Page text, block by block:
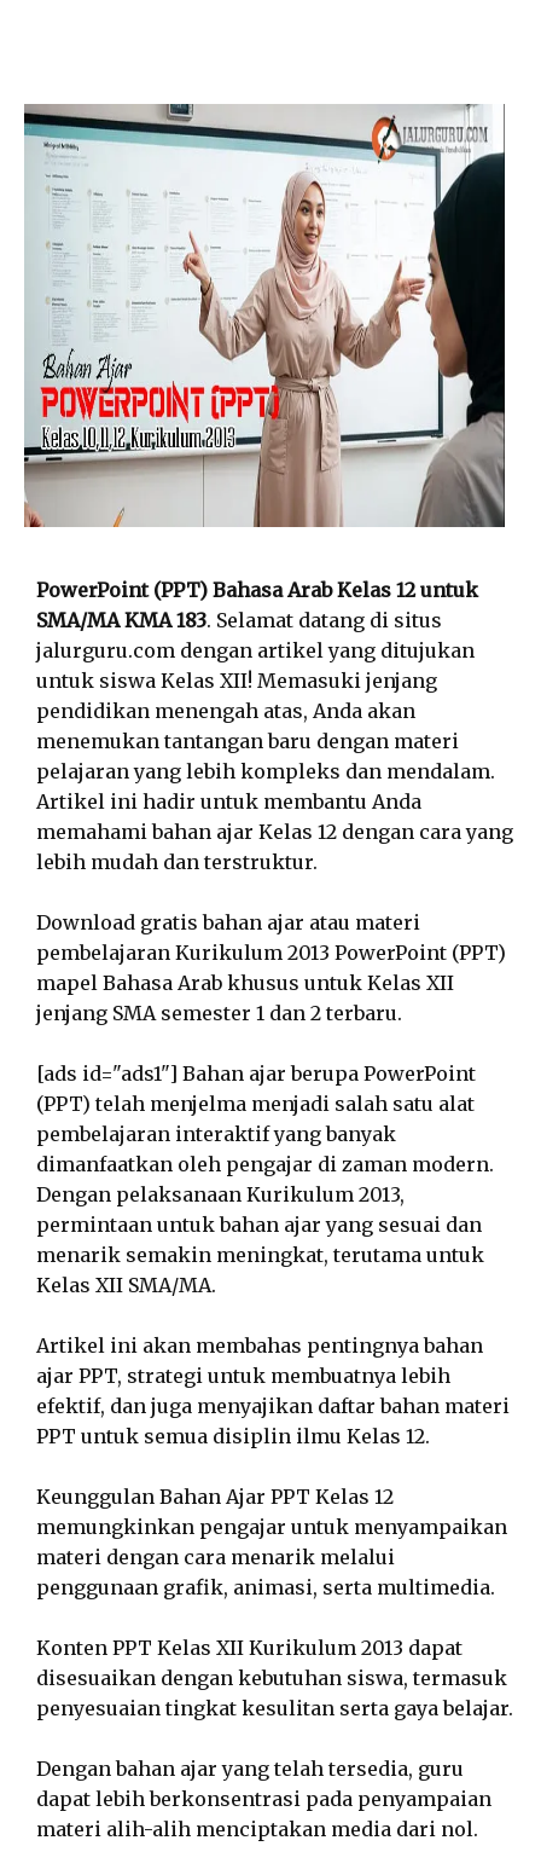
PowerPoint (PPT) Bahasa Arab Kelas 12 untuk
SMA/MA KMA 183. Selamat datang di situs
jalurguru.com dengan artikel yang ditujukan
untuk siswa Kelas XII! Memasuki jenjang
pendidikan menengah atas, Anda akan
menemukan tantangan baru dengan materi
pelajaran yang lebih kompleks dan mendalam.
Artikel ini hadir untuk membantu Anda
memahami bahan ajar Kelas 12 dengan cara yang
lebih mudah dan terstruktur.
Download gratis bahan ajar atau materi
pembelajaran Kurikulum 2013 PowerPoint (PPT)
mapel Bahasa Arab khusus untuk Kelas XII
jenjang SMA semester 1 dan 2 terbaru.
[ads id="ads1"] Bahan ajar berupa PowerPoint
(PPT) telah menjelma menjadi salah satu alat
pembelajaran interaktif yang banyak
dimanfaatkan oleh pengajar di zaman modern.
Dengan pelaksanaan Kurikulum 2013,
permintaan untuk bahan ajar yang sesuai dan
menarik semakin meningkat, terutama untuk
Kelas XII SMA/MA.
Artikel ini akan membahas pentingnya bahan
ajar PPT, strategi untuk membuatnya lebih
efektif, dan juga menyajikan daftar bahan materi
PPT untuk semua disiplin ilmu Kelas 12.
Keunggulan Bahan Ajar PPT Kelas 12
memungkinkan pengajar untuk menyampaikan
materi dengan cara menarik melalui
penggunaan grafik, animasi, serta multimedia.
Konten PPT Kelas XII Kurikulum 2013 dapat
disesuaikan dengan kebutuhan siswa, termasuk
penyesuaian tingkat kesulitan serta gaya belajar.
Dengan bahan ajar yang telah tersedia, guru
dapat lebih berkonsentrasi pada penyampaian
materi alih-alih menciptakan media dari nol.